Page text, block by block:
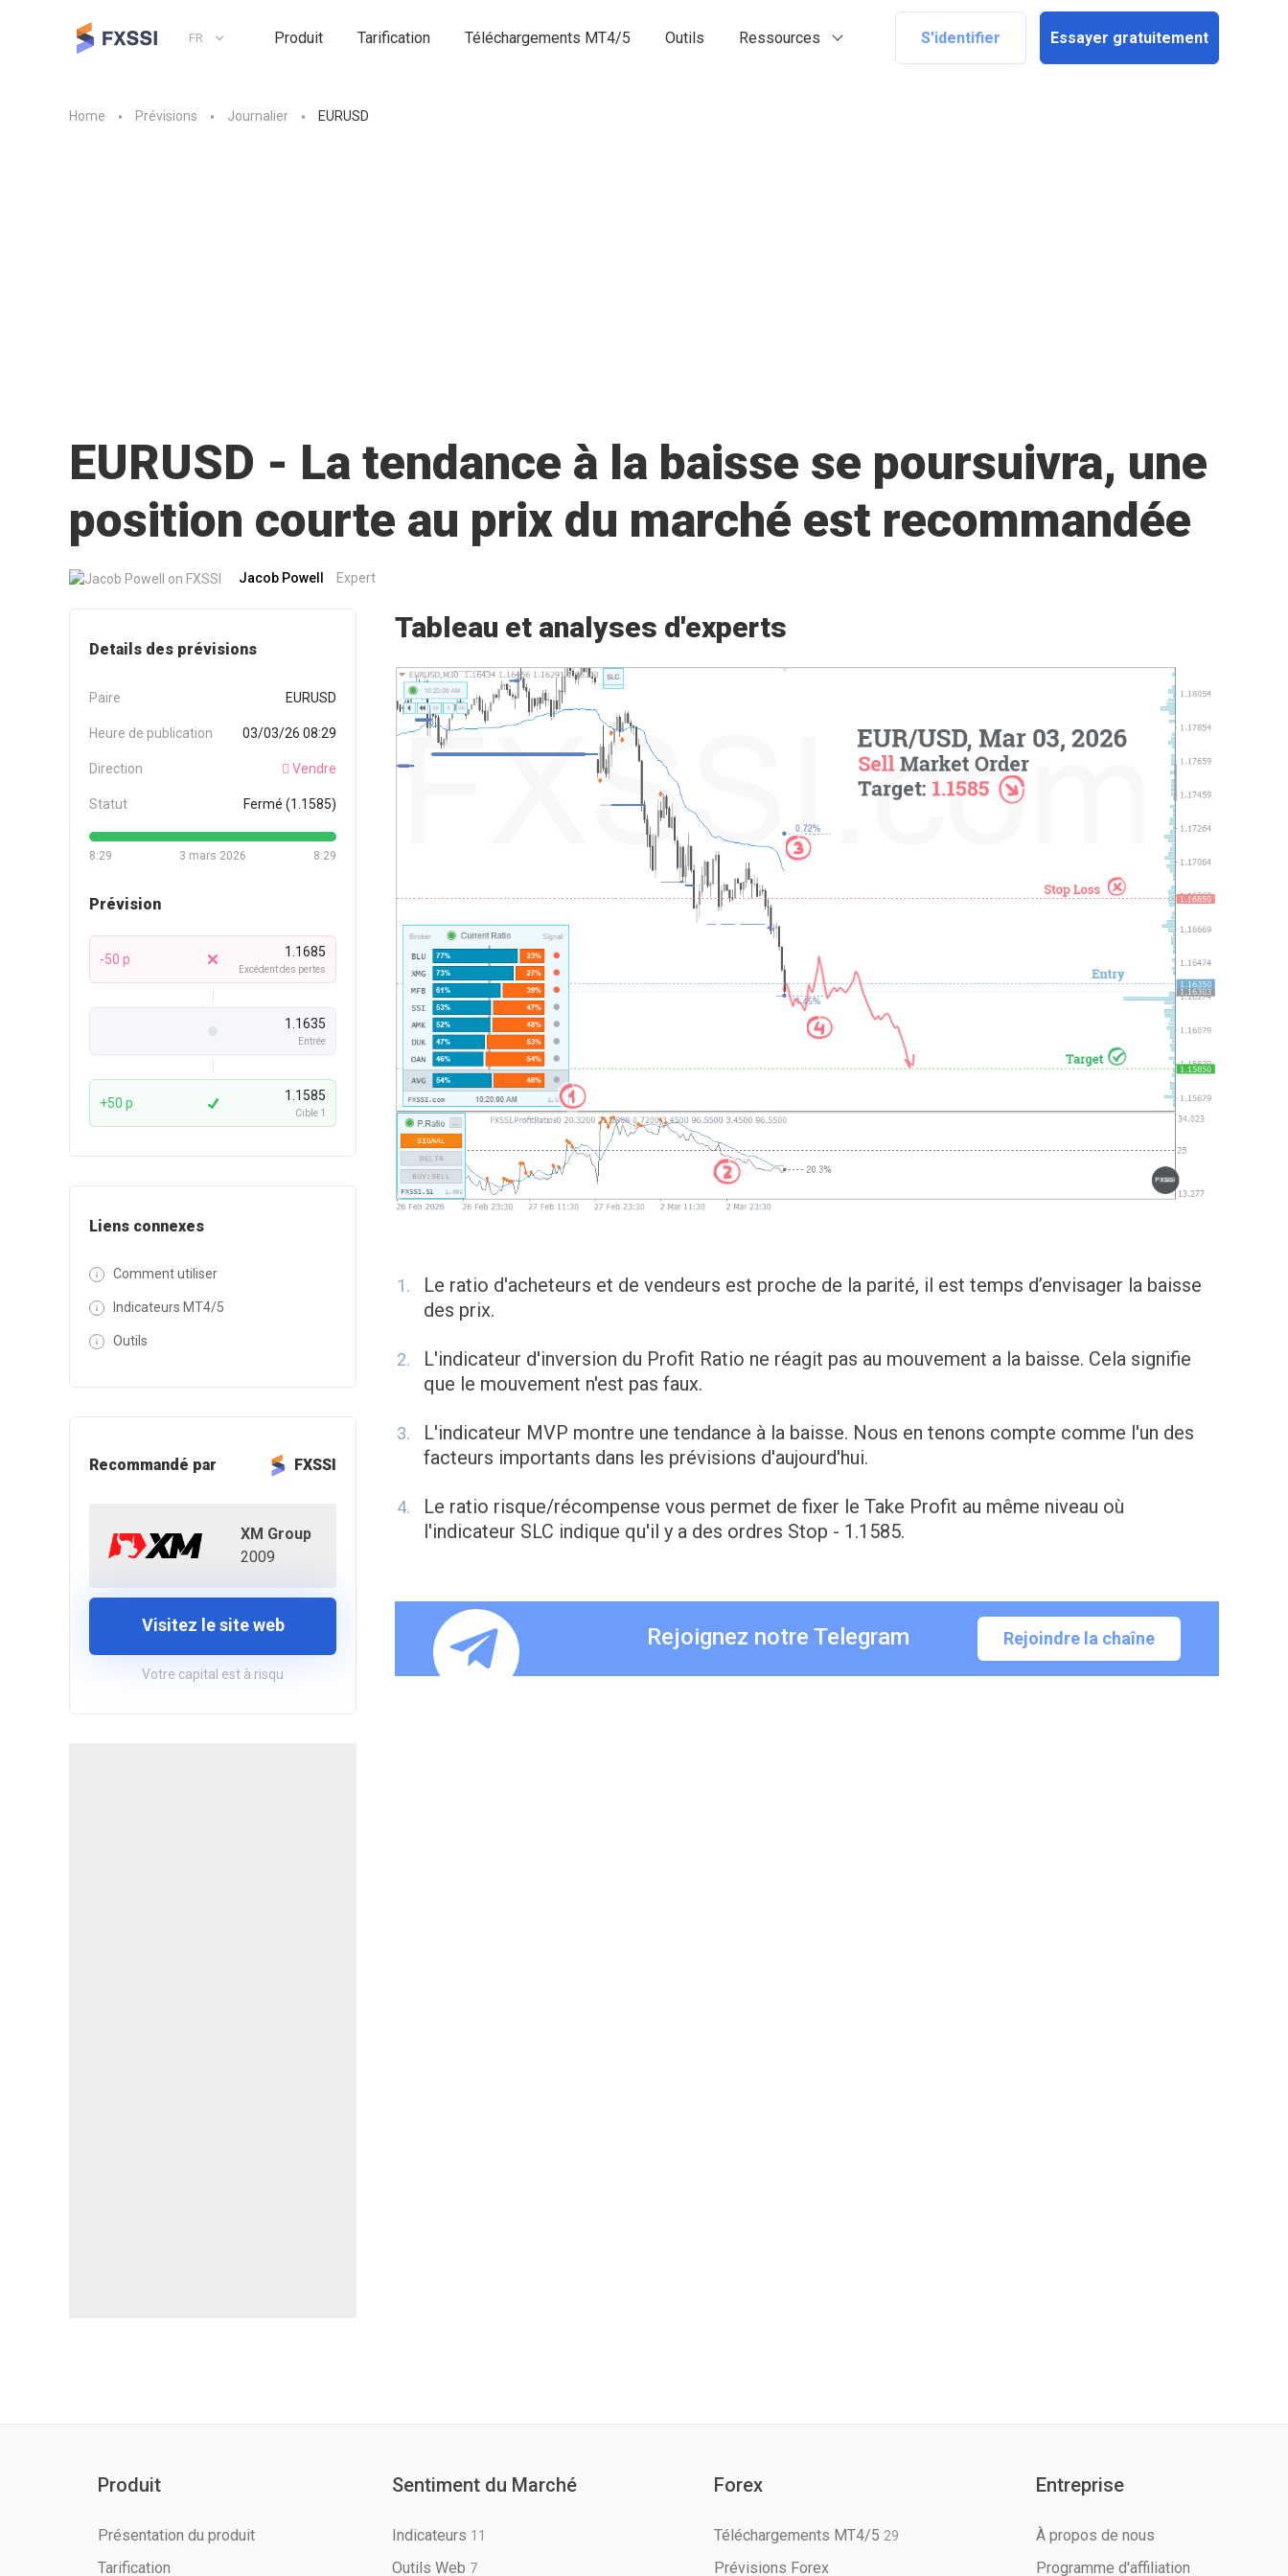
FR Produit Tarification Téléchargements MT4/5 Outils Ressources S'identifier Essayer gratuitement
Home Prévisions Journalier EURUSD
EURUSD - La tendance à la baisse se poursuivra, une
position courte au prix du marché est recommandée
Jacob Powell Expert
Details des prévisions
Paire EURUSD
Heure de publication 03/03/26 08:29
Direction Vendre
Statut Fermé (1.1585)
8:29 8:29
3 mars 2026
Prévision
-50 p 1.1685
Excédent des pertes
1.1635
Entrée
+50 p 1.1585
Cible 1
Liens connexes
Comment utiliser
Indicateurs MT4/5
Outils
Recommandé par FXSSI
XM Group
2009
Visitez le site web
Votre capital est à risqu
Tableau et analyses d'experts
Le ratio d'acheteurs et de vendeurs est proche de la parité, il est temps d’envisager la baisse
des prix.
L'indicateur d'inversion du Profit Ratio ne réagit pas au mouvement a la baisse. Cela signifie
que le mouvement n'est pas faux.
L'indicateur MVP montre une tendance à la baisse. Nous en tenons compte comme l'un des
facteurs importants dans les prévisions d'aujourd'hui.
Le ratio risque/récompense vous permet de fixer le Take Profit au même niveau où
l'indicateur SLC indique qu'il y a des ordres Stop - 1.1585.
Rejoignez notre Telegram Rejoindre la chaîne
Produit
Présentation du produit
Tarification
Sentiment du Marché
Indicateurs 11
Outils Web 7
Forex
Téléchargements MT4/5 29
Prévisions Forex
Entreprise
À propos de nous
Programme d'affiliation